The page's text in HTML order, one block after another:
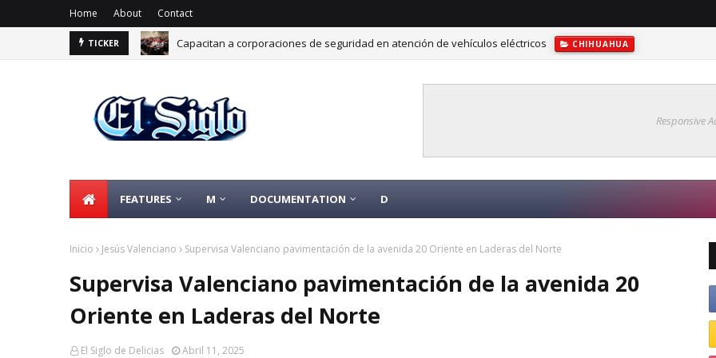
Home About Contact
TICKER
Capacitan a corporaciones de seguridad en atención de vehículos eléctricos
Impulsan certificación Punto Limpio para fortalecer la competitividad turística en Delicias CHIHUAHUA
Responsive
FEATURES M DOCUMENTATION D
Inicio Jesús Valenciano Supervisa Valenciano pavimentación de la avenida 20 Oriente en Laderas del Norte
Supervisa Valenciano pavimentación de la avenida 20
Oriente en Laderas del Norte
El Siglo de Delicias Abril 11, 2025